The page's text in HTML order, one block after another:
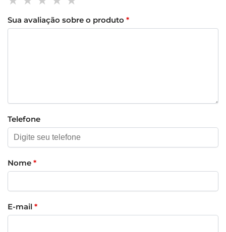
Sua avaliação sobre o produto *
Telefone
Nome *
E-mail *